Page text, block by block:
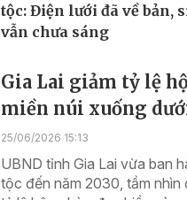
tộc: Điện lưới đã về bản,
vẫn chưa sáng
Gia Lai giảm tỷ lệ
miền núi xuống
25/06/2026 15:13
UBND tỉnh Gia Lai vừa ban
tộc đến năm 2030, tầm nhìn